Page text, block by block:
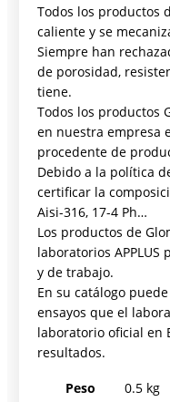
Todos los productos
caliente y se
Siempre han
de porosidad,
tiene.
Todos los productos
en nuestra empresa
procedente de
Debido a la política
certificar la
Aisi-316, 17-4 Ph…
Los productos de
laboratorios
y de trabajo.
En su catálogo
ensayos que el
laboratorio oficial en
resultados.
Peso
0.5 kg